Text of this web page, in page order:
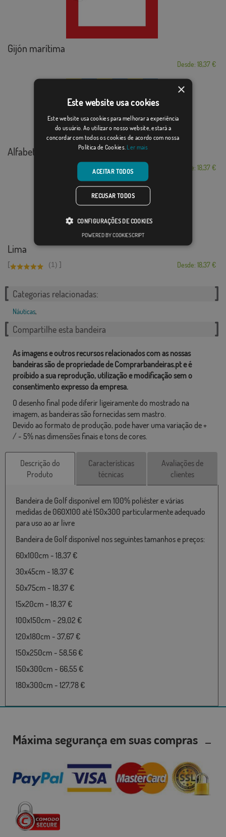
Gijón marítima
Desde: 18,37 €
Alfabeto Náutico ...
Desde: 18,37 €
Lima
[ (1) ] Desde: 18,37 €
Categorias relacionadas:
Náuticas,
Compartilhe esta bandeira
As imagens e outros recursos relacionados com as nossas
bandeiras são de propriedade de Comprarbandeiras.pt e é
proibido a sua reprodução, utilização e modificação sem o
consentimento expresso da empresa.
O desenho final pode diferir ligeiramente do mostrado na
imagem, as bandeiras são fornecidas sem mastro.
Devido ao formato de produção, pode haver uma variação de +
/ - 5% nas dimensões finais e tons de cores.
Descrição do
Produto
Características
técnicas
Avaliações de
clientes
Bandeira de Golf disponível em 100% poliéster e várias
medidas de 060X100 até 150x300 particularmente adequado
para uso ao ar livre
Bandeira de Golf disponível nos seguintes tamanhos e preços:
60x100cm - 18,37 €
30x45cm - 18,37 €
50x75cm - 18,37 €
15x20cm - 18,37 €
100x150cm - 29,02 €
120x180cm - 37,67 €
150x250cm - 58,56 €
150x300cm - 66,55 €
180x300cm - 127,78 €
Máxima segurança em suas compras
×
Este website usa cookies
Este website usa cookies para melhorar a experiência
do usuário. Ao utilizar o nosso website, estará a
concordar com todos os cookies de acordo com nossa
Política de Cookies. Ler mais
ACEITAR TODOS
RECUSAR TODOS
CONFIGURAÇÕES DE COOKIES
POWERED BY COOKIESCRIPT